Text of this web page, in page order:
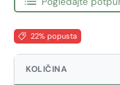
22% popusta
KOLIČINA